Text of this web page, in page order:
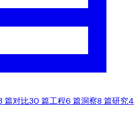
篇对比30 篇工程6 篇洞察8 篇研究4